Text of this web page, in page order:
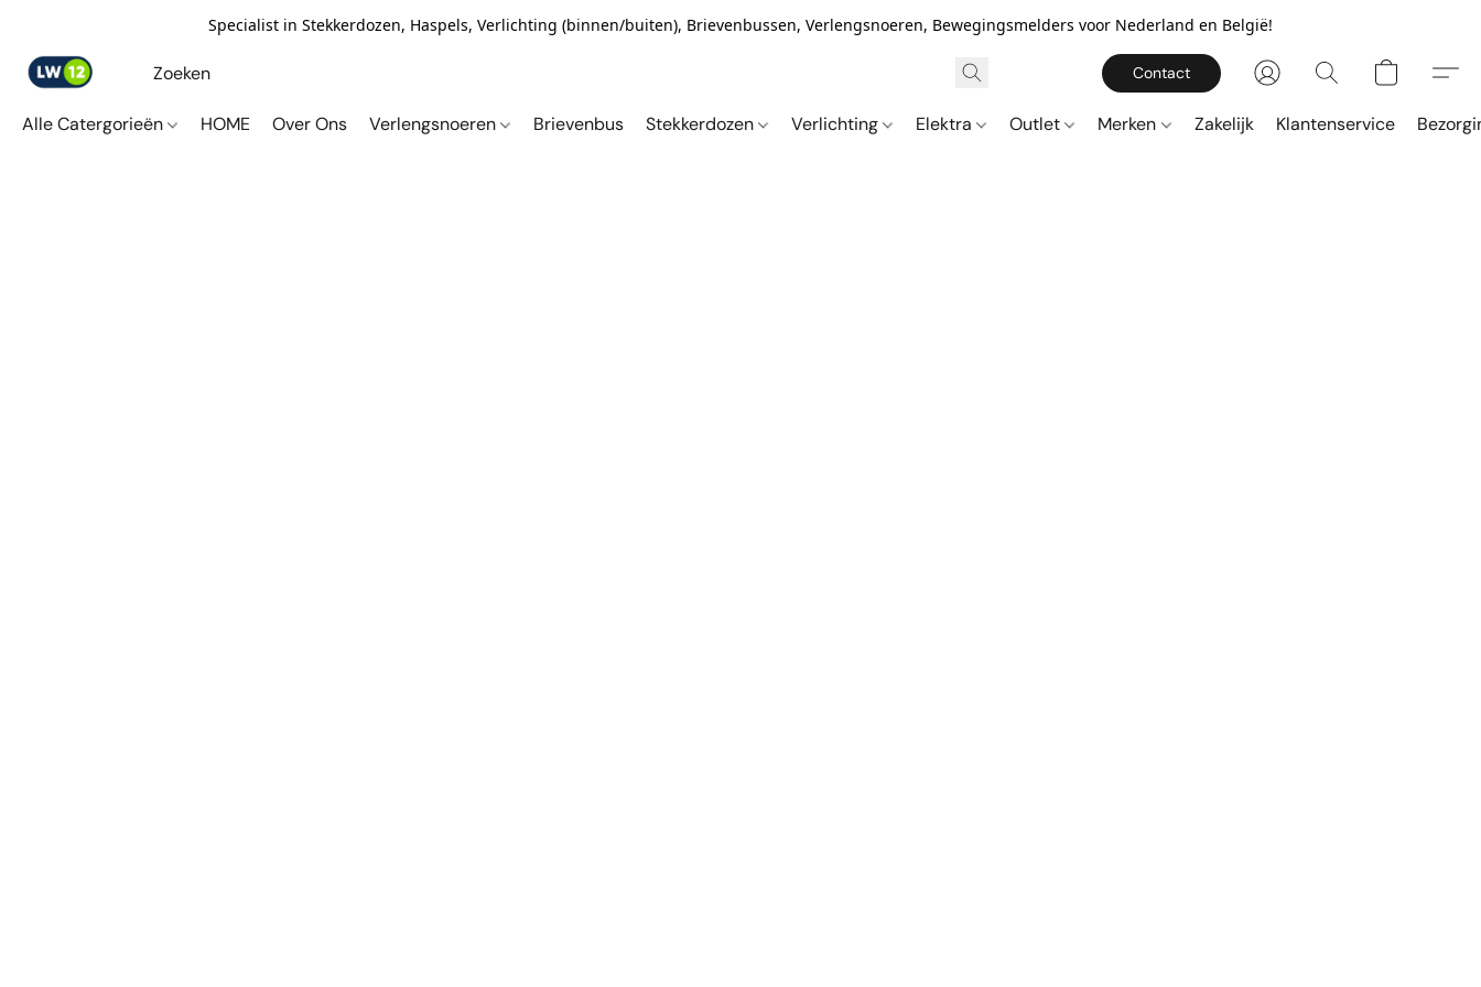
Specialist in Stekkerdozen, Haspels, Verlichting (binnen/buiten), Brievenbussen, Verlengsnoeren, Bewegingsmelders voor Nederland en België!
Contact
Alle Catergorieën HOME Over Ons Verlengsnoeren Brievenbus Stekkerdozen Verlichting Elektra Outlet Merken Zakelijk Klantenservice